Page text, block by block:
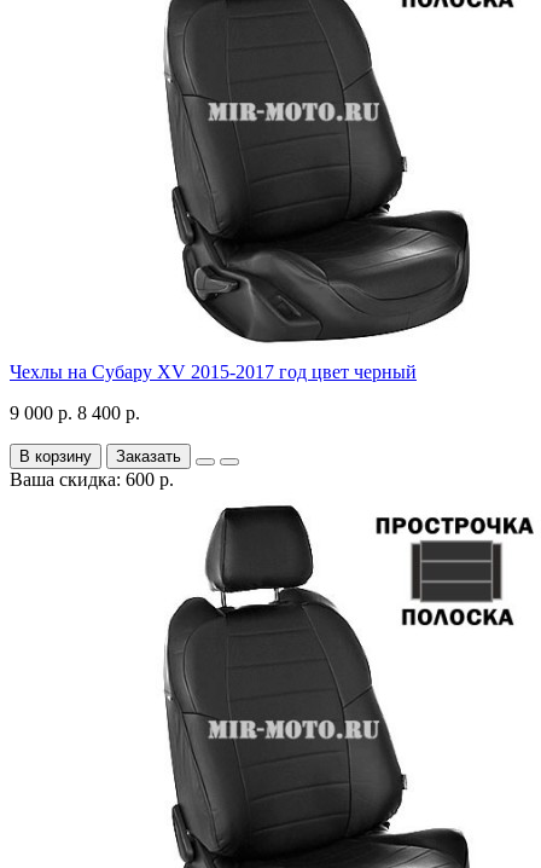
Чехлы на Субару XV 2015-2017 год цвет черный
9 000 р. 8 400 р.
В корзину Заказать
Ваша скидка: 600 р.